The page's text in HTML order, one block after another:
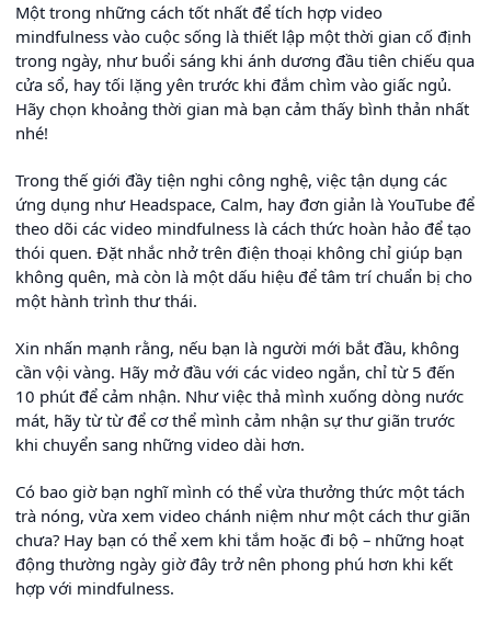
Một trong những cách tốt nhất để tích hợp video
mindfulness vào cuộc sống là thiết lập một thời gian cố định
trong ngày, như buổi sáng khi ánh dương đầu tiên chiếu qua
cửa sổ, hay tối lặng yên trước khi đắm chìm vào giấc ngủ.
Hãy chọn khoảng thời gian mà bạn cảm thấy bình thản nhất
nhé!
Trong thế giới đầy tiện nghi công nghệ, việc tận dụng các
ứng dụng như Headspace, Calm, hay đơn giản là YouTube để
theo dõi các video mindfulness là cách thức hoàn hảo để tạo
thói quen. Đặt nhắc nhở trên điện thoại không chỉ giúp bạn
không quên, mà còn là một dấu hiệu để tâm trí chuẩn bị cho
một hành trình thư thái.
Xin nhấn mạnh rằng, nếu bạn là người mới bắt đầu, không
cần vội vàng. Hãy mở đầu với các video ngắn, chỉ từ 5 đến
10 phút để cảm nhận. Như việc thả mình xuống dòng nước
mát, hãy từ từ để cơ thể mình cảm nhận sự thư giãn trước
khi chuyển sang những video dài hơn.
Có bao giờ bạn nghĩ mình có thể vừa thưởng thức một tách
trà nóng, vừa xem video chánh niệm như một cách thư giãn
chưa? Hay bạn có thể xem khi tắm hoặc đi bộ – những hoạt
động thường ngày giờ đây trở nên phong phú hơn khi kết
hợp với mindfulness.